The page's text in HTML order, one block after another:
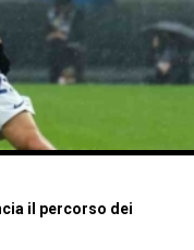
il percorso dei